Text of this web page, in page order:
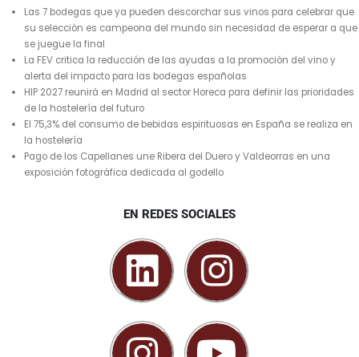
Las 7 bodegas que ya pueden descorchar sus vinos para celebrar que
su selección es campeona del mundo sin necesidad de esperar a que
se juegue la final
La FEV critica la reducción de las ayudas a la promoción del vino y
alerta del impacto para las bodegas españolas
HIP 2027 reunirá en Madrid al sector Horeca para definir las prioridades
de la hostelería del futuro
El 75,3% del consumo de bebidas espirituosas en España se realiza en
la hostelería
Pago de los Capellanes une Ribera del Duero y Valdeorras en una
exposición fotográfica dedicada al godello
EN REDES SOCIALES